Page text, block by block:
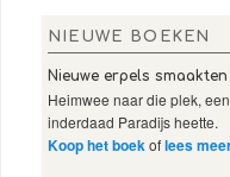
NIEUWE BOEKEN
Nieuwe erpels
Heimwee naar die plek,
inderdaad Paradijs heette.
Koop het boekoflees